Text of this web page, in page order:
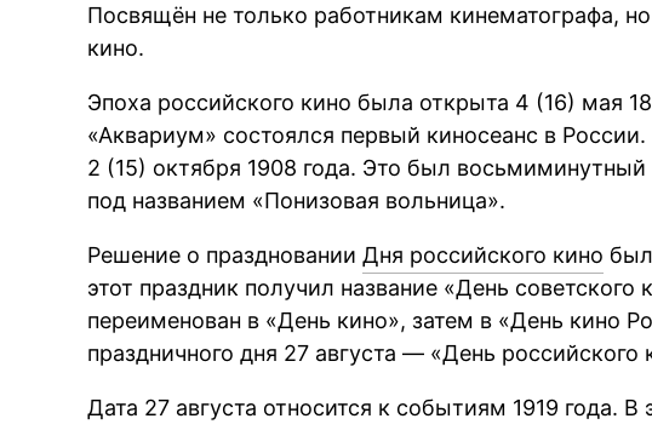
Посвящён не только работникам кинематографа,
кино.
Эпоха российского кино была открыта 4 (16) мая
«Аквариум» состоялся первый киносеанс в
2 (15) октября 1908 года. Это был
под названием «Понизовая вольница».
Решение о празднованииДня российского кино
этот праздник получил название «День
переименован в «День кино», затем в «День кино
праздничного дня 27 августа — «День российского
Дата 27 августа относится к событиям 1919 года. В